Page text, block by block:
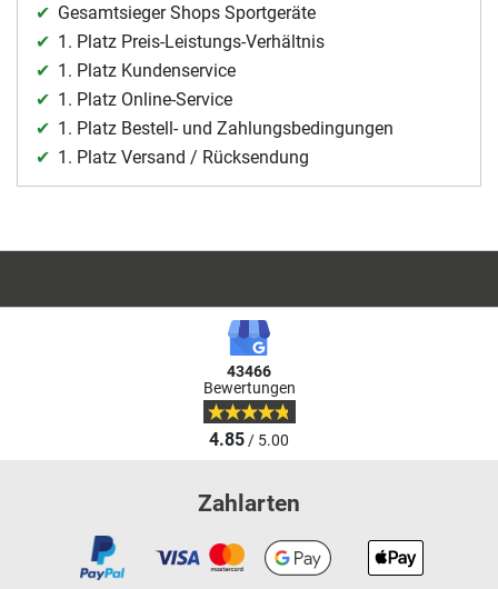
Gesamtsieger Shops Sportgeräte
1. Platz Preis-Leistungs-Verhältnis
1. Platz Kundenservice
1. Platz Online-Service
1. Platz Bestell- und Zahlungsbedingungen
1. Platz Versand / Rücksendung
43466
Bewertungen
4.85/ 5.00
Zahlarten